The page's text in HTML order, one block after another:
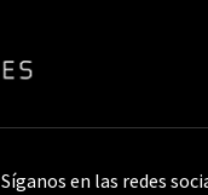
Síganos en las redes